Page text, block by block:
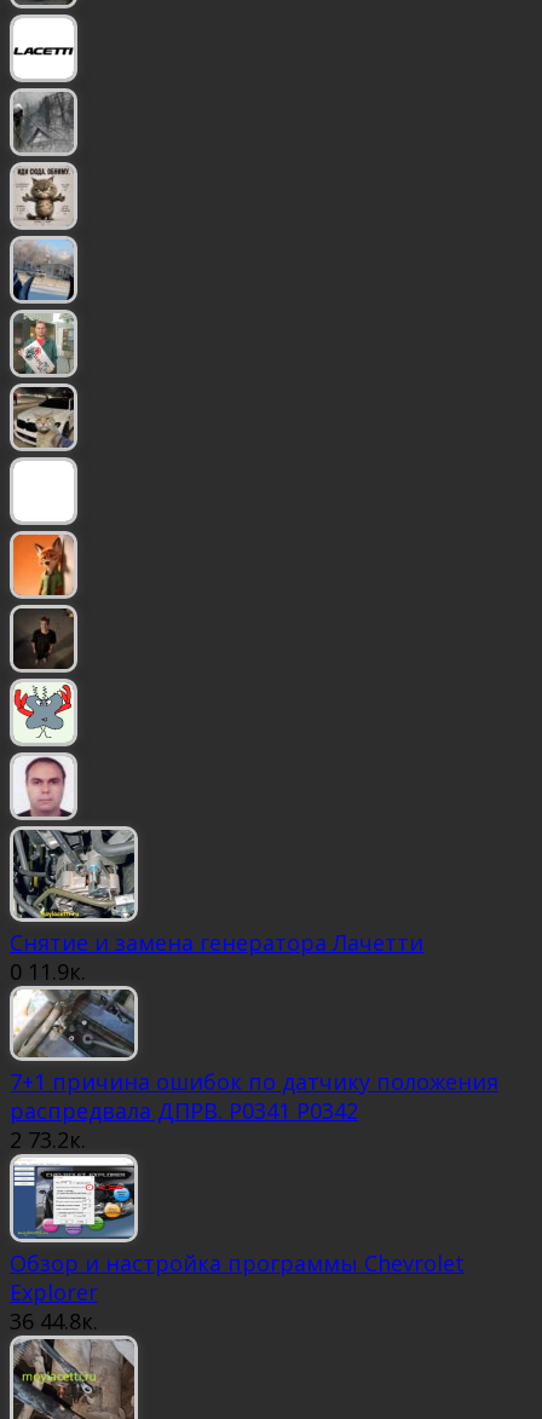
Снятие и замена генератора Лачетти
0 11.9к.
7+1 причина ошибок по датчику положения
распредвала ДПРВ. P0341 P0342
2 73.2к.
Обзор и настройка программы Chevrolet
Explorer
36 44.8к.